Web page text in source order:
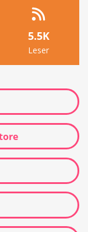
5.5K
Leser